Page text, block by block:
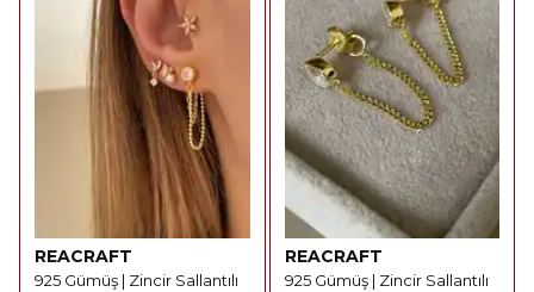
REACRAFT
925 Gümüş | Zincir Sallantılı
REACRAFT
925 Gümüş | Zincir Sallantılı